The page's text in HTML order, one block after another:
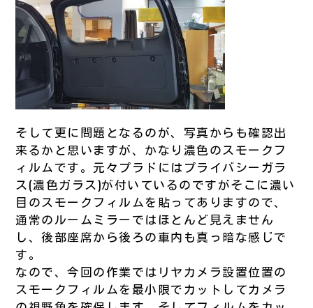
そして更に問題となるのが、写真からも確認出
来るかと思いますが、かなり濃色のスモークフ
ィルムです。元々プラドにはプライバシーガラ
ス(濃色ガラス)が付いているのですがそこに濃い
目のスモークフィルムを貼ってありますので、
通常のルームミラーではほとんど見えません
し、後部座席から後ろの車内も真っ暗な感じで
す。
なので、今回の作業ではリヤカメラ設置位置の
スモークフィルムを最小限でカットしてカメラ